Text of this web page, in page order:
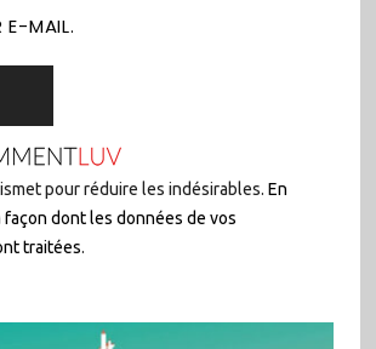
E-MAIL.
pour réduire les indésirables. En
façon dont les données de vos
traitées.